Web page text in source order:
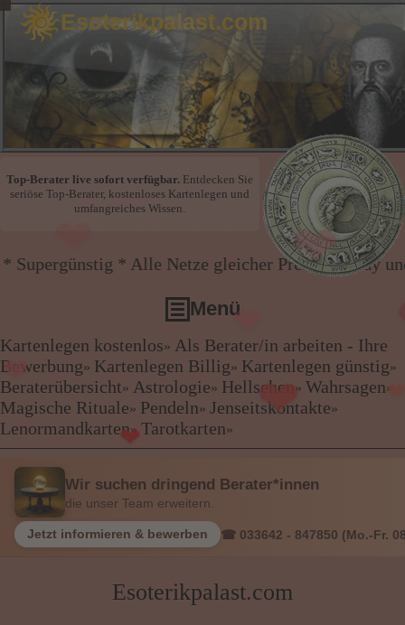
❤
❤
❤
❤
❤
❤
Esoterikpalast.com
Top-Berater live sofort verfügbar.Entdecken Sie
seriöse Top-Berater, kostenloses Kartenlegen und
umfangreiches Wissen.
Netze gleicher Preis * Handy und Festnetz
Menü
Kartenlegen kostenlos
Als Berater/in arbeiten - Ihre Bewerbung
Kartenlegen Billig
Kartenlegen günstig
Beraterübersicht
Astrologie
Hellsehen
Wahrsagen
Magische Rituale
Pendeln
Lenormandkarten
Kartenlegen kostenlos» Als Berater/in arbeiten - Ihre
Bewerbung» Kartenlegen Billig» Kartenlegen günstig»
Beraterübersicht» Astrologie» Hellsehen» Wahrsagen»
Magische Rituale» Pendeln» Jenseitskontakte»
Lenormandkarten»Tarotkarten»
Wir suchen dringend Berater*innen
die unser Team erweitern.
Jetzt informieren & bewerben ☎ 033642 - 847850 (Mo.-Fr.
Esoterikpalast.com